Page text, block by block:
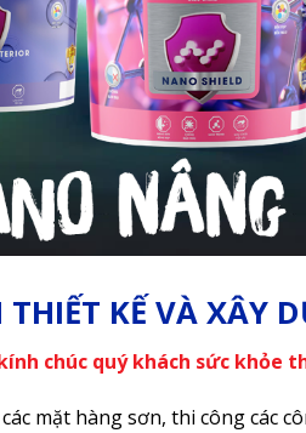
KẾ VÀ XÂY
chúc quý khách sức khỏe
mặt hàng sơn, thi công